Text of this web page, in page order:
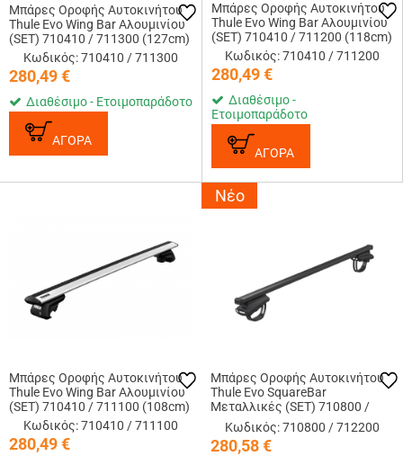
Μπάρες Οροφής Αυτοκινήτου
Thule Evo Wing Bar Αλουμινίου
(SET) 710410 / 711300 (127cm)
Κωδικός: 710410 / 711300
280,49€
Διαθέσιμο - Ετοιμοπαράδοτο
ΑΓΟΡΑ
Μπάρες Οροφής Αυτοκινήτου
Thule Evo Wing Bar Αλουμινίου
(SET) 710410 / 711200 (118cm)
Κωδικός: 710410 / 711200
280,49€
Διαθέσιμο -
Ετοιμοπαράδοτο
ΑΓΟΡΑ
Μπάρες Οροφής Αυτοκινήτου
Thule Evo Wing Bar Αλουμινίου
(SET) 710410 / 711100 (108cm)
Κωδικός: 710410 / 711100
280,49€
Νέο
Μπάρες Οροφής Αυτοκινήτου
Thule Evo SquareBar
Μεταλλικές (SET) 710800 /
712200 (118cm)
Κωδικός: 710800 / 712200
280,58€